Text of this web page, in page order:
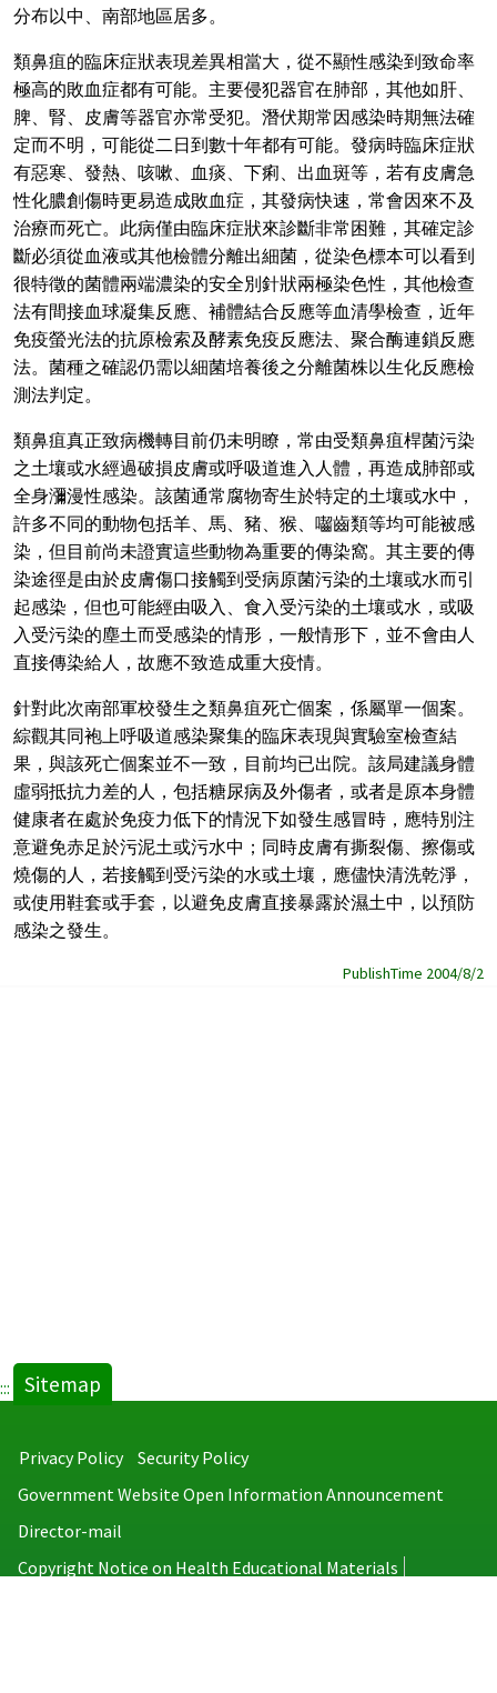
分布以中、南部地區居多。
類鼻疽的臨床症狀表現差異相當大，從不顯性感染到致命率
極高的敗血症都有可能。主要侵犯器官在肺部，其他如肝、
脾、腎、皮膚等器官亦常受犯。潛伏期常因感染時期無法確
定而不明，可能從二日到數十年都有可能。發病時臨床症狀
有惡寒、發熱、咳嗽、血痰、下痢、出血斑等，若有皮膚急
性化膿創傷時更易造成敗血症，其發病快速，常會因來不及
治療而死亡。此病僅由臨床症狀來診斷非常困難，其確定診
斷必須從血液或其他檢體分離出細菌，從染色標本可以看到
很特徵的菌體兩端濃染的安全別針狀兩極染色性，其他檢查
法有間接血球凝集反應、補體結合反應等血清學檢查，近年
免疫螢光法的抗原檢索及酵素免疫反應法、聚合酶連鎖反應
法。菌種之確認仍需以細菌培養後之分離菌株以生化反應檢
測法判定。
類鼻疽真正致病機轉目前仍未明瞭，常由受類鼻疽桿菌污染
之土壤或水經過破損皮膚或呼吸道進入人體，再造成肺部或
全身瀰漫性感染。該菌通常腐物寄生於特定的土壤或水中，
許多不同的動物包括羊、馬、豬、猴、囓齒類等均可能被感
染，但目前尚未證實這些動物為重要的傳染窩。其主要的傳
染途徑是由於皮膚傷口接觸到受病原菌污染的土壤或水而引
起感染，但也可能經由吸入、食入受污染的土壤或水，或吸
入受污染的塵土而受感染的情形，一般情形下，並不會由人
直接傳染給人，故應不致造成重大疫情。
針對此次南部軍校發生之類鼻疽死亡個案，係屬單一個案。
綜觀其同袍上呼吸道感染聚集的臨床表現與實驗室檢查結
果，與該死亡個案並不一致，目前均已出院。該局建議身體
虛弱抵抗力差的人，包括糖尿病及外傷者，或者是原本身體
健康者在處於免疫力低下的情況下如發生感冒時，應特別注
意避免赤足於污泥土或污水中；同時皮膚有撕裂傷、擦傷或
燒傷的人，若接觸到受污染的水或土壤，應儘快清洗乾淨，
或使用鞋套或手套，以避免皮膚直接暴露於濕土中，以預防
感染之發生。
PublishTime 2004/8/2
::: Sitemap
Privacy Policy
Security Policy
Government Website Open Information Announcement
Director-mail
Copyright Notice on Health Educational Materials